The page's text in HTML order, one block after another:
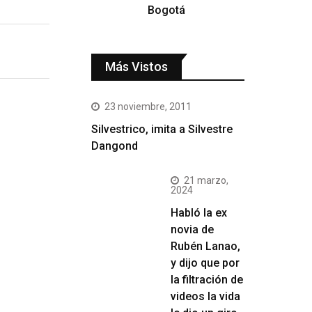
Bogotá
Más Vistos
23 noviembre, 2011
Silvestrico, imita a Silvestre
Dangond
21 marzo,
2024
Habló la ex
novia de
Rubén Lanao,
y dijo que por
la filtración de
videos la vida